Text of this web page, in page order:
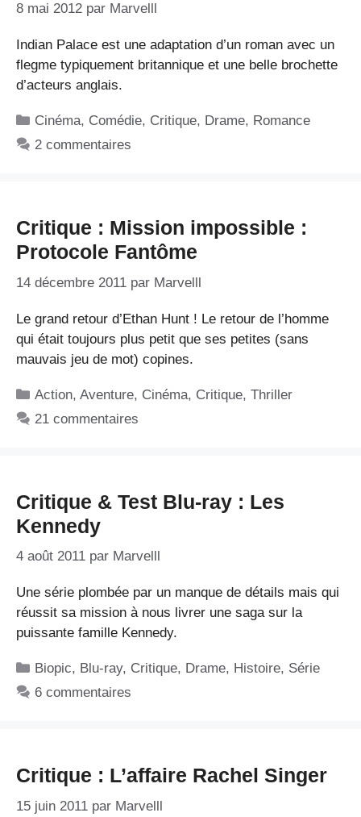
8 mai 2012 par Marvelll
Indian Palace est une adaptation d’un roman avec un
flegme typiquement britannique et une belle brochette
d’acteurs anglais.
Catégories
Cinéma, Comédie, Critique, Drame, Romance
2 commentaires
Critique : Mission impossible :
Protocole Fantôme
14 décembre 2011 par Marvelll
Le grand retour d’Ethan Hunt ! Le retour de l’homme
qui était toujours plus petit que ses petites (sans
mauvais jeu de mot) copines.
Catégories
Action,Aventure, Cinéma, Critique,Thriller
21 commentaires
Critique & Test Blu-ray : Les
Kennedy
4 août 2011 par Marvelll
Une série plombée par un manque de détails mais qui
réussit sa mission à nous livrer une saga sur la
puissante famille Kennedy.
Catégories
Biopic, Blu-ray, Critique, Drame, Histoire, Série
6 commentaires
Critique : L’affaire Rachel Singer
15 juin 2011 par Marvelll